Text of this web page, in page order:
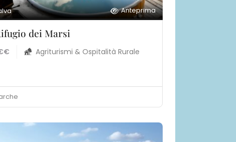
Anteprima
dei Marsi
Agriturismi & Ospitalità Rurale